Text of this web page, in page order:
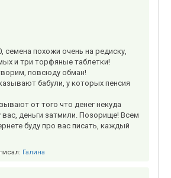
семена похожи очень на редиску,
и три торфяные таблетки!
повсюду обман!
бабули, у которых пенсия
от того что денег некуда
вас, деньги затмили. Позорище! Всем
буду про вас писать, каждый
Галина